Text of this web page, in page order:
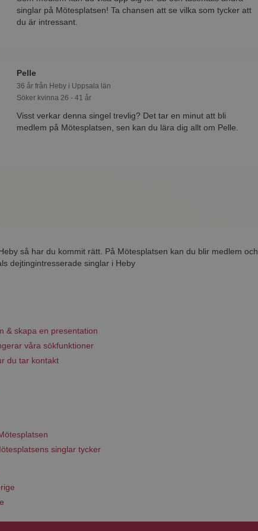
singlar på Mötesplatsen! Ta chansen att se vilka som tycker att
du är intressant.
Pelle
36 år från Heby i Uppsala län
Söker kvinna 26 - 41 år
Visst verkar denna singel trevlig? Det tar en minut att bli
medlem på Mötesplatsen, sen kan du lära dig allt om Pelle.
så har du kommit rätt. På Mötesplatsen kan du blir medlem och
dejtingintresserade singlar i Heby
& skapa en presentation
våra sökfunktioner
du tar kontakt
singlar tycker